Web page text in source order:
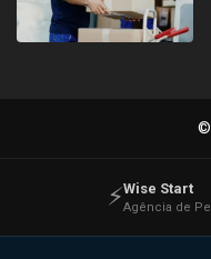
©
⚡Wise Start
Agência de